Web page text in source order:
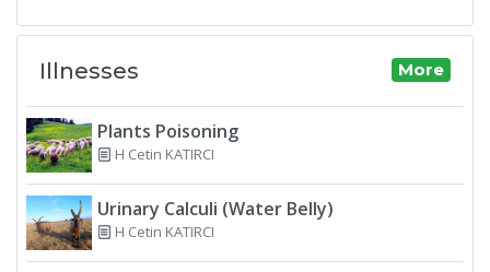
Illnesses More
Plants Poisoning
H Cetin KATIRCI
Urinary Calculi (Water Belly)
H Cetin KATIRCI